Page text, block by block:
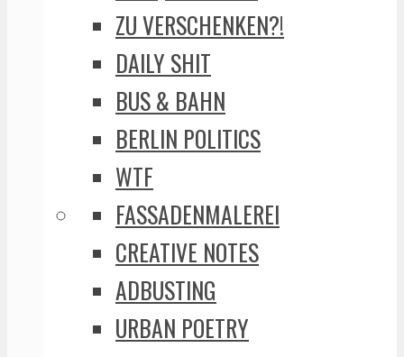
ZU VERSCHENKEN?!
DAILY SHIT
BUS & BAHN
BERLIN POLITICS
WTF
FASSADENMALEREI
CREATIVE NOTES
ADBUSTING
URBAN POETRY